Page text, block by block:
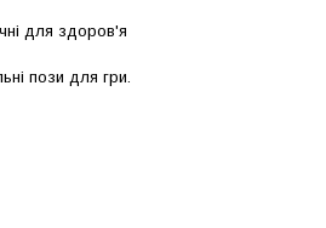
для здоров'я
пози для гри.